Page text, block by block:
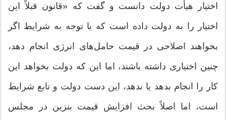
اختیار هیأت دولت دانست و گفت که «قانون قبلاً این
اختیار را به دولت داده است که با توجه به شرایط اگر
بخواهند اصلاحی در قیمت حامل‌های انرژی انجام دهد،
چنین اختیاری داشته باشند، اما این که دولت بخواهد این
کار را انجام بدهد یا ندهد، این دست دولت و تابع شرایط
است، اما اصلاً بحث افزایش قیمت بنزین در مجلس